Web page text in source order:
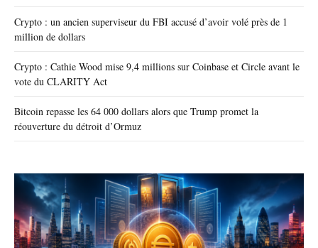
Crypto : un ancien superviseur du FBI accusé d’avoir volé près de 1
million de dollars
Crypto : Cathie Wood mise 9,4 millions sur Coinbase et Circle avant le
vote du CLARITY Act
Bitcoin repasse les 64 000 dollars alors que Trump promet la
réouverture du détroit d’Ormuz